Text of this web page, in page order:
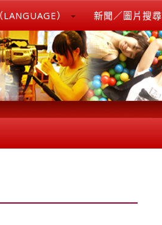
） 新聞／圖片搜尋